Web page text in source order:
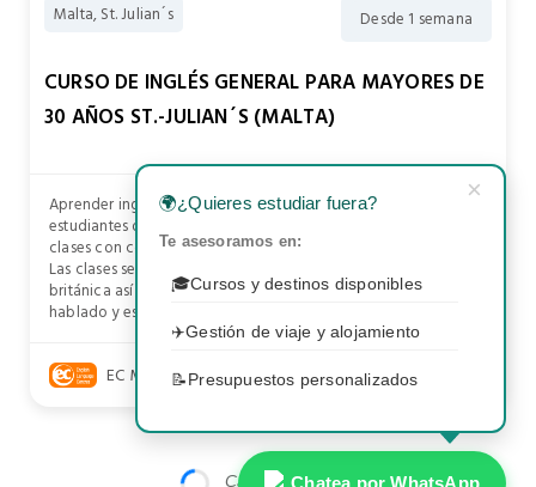
Malta, St. Julian´s Desde 1 semana
CURSO DE INGLÉS GENERAL PARA MAYORES DE
30 AÑOS ST.-JULIAN´S (MALTA)
Aprender inglés en Malta no sólo es cosa de adolescentes, los
estudiantes de más de 30 años pueden aprender inglés en
clases con compañeros de la misma edad.
Las clases se centran en aspectos relevantes de la cultura
británica así como clases para mejorar el nivel de inglés
hablado y escrito..
EC MALTA
Cargando más...
×
🌍¿Quieres estudiar fuera?
Te asesoramos en:
🎓Cursos y destinos disponibles
✈️Gestión de viaje y alojamiento
📝 Presupuestos personalizados
Chatea por WhatsApp